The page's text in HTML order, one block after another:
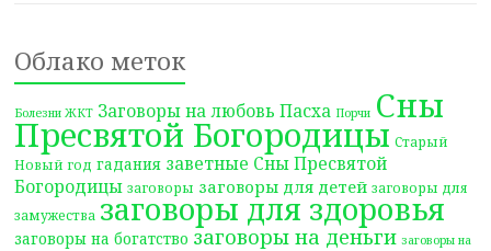
Облако меток
Болезни ЖКТ Заговоры на любовь Пасха Порчи Сны
Пресвятой Богородицы Старый
Новый год гадания заветные Сны Пресвятой
Богородицы заговоры заговоры для детей заговоры для
замужества заговоры для здоровья
заговоры на богатство заговоры на деньги заговоры на